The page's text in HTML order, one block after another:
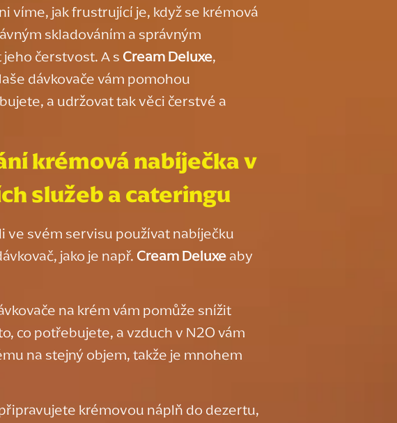
víme, jak frustrující je, když se krémová
skladováním a správným
čerstvost. A s Cream Deluxe,
dávkovače vám pomohou
a udržovat tak věci čerstvé a
krémová nabíječkav
služeb a cateringu
ve svém servisu používat nabíječku
jako je např. Cream Deluxeaby
na krém vám pomůže snížit
co potřebujete, a vzduch v N2O vám
na stejný objem, takže je mnohem
krémovou náplň do dezertu,